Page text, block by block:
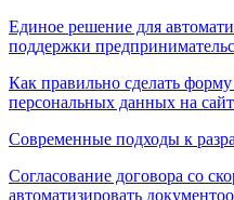
Единое решение для
поддержки
Как правильно сделать форму
персональных данных на
Современные подходы к
Согласование договора со
автоматизировать